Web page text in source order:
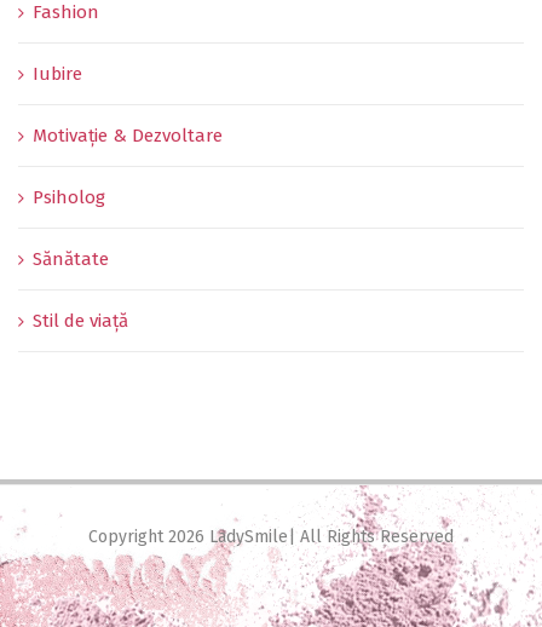
Fashion
Iubire
Motivație & Dezvoltare
Psiholog
Sănătate
Stil de viață
Copyright2026 LadySmile| All Rights Reserved